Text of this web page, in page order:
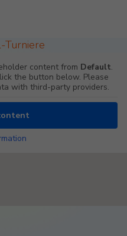
Turniere
content from Default.
the button below. Please
with third-party providers.